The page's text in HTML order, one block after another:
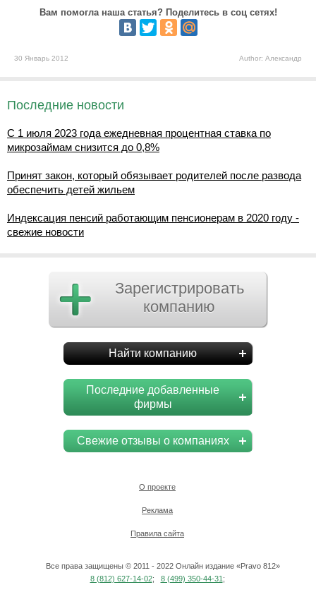
Вам помогла наша статья? Поделитесь в соц сетях!
30 Январь 2012 Author: Александр
Последние новости
С 1 июля 2023 года ежедневная процентная ставка по
микрозаймам снизится до 0,8%
Принят закон, который обязывает родителей после развода
обеспечить детей жильем
Индексация пенсий работающим пенсионерам в 2020 году -
свежие новости
Зарегистрировать
компанию
Найти компанию
Последние добавленные
фирмы
Свежие отзывы о компаниях
О проекте
Реклама
Правила сайта
Все права защищены © 2011 - 2022 Онлайн издание «Pravo 812»
8 (812) 627-14-02; 8 (499) 350-44-31 ;